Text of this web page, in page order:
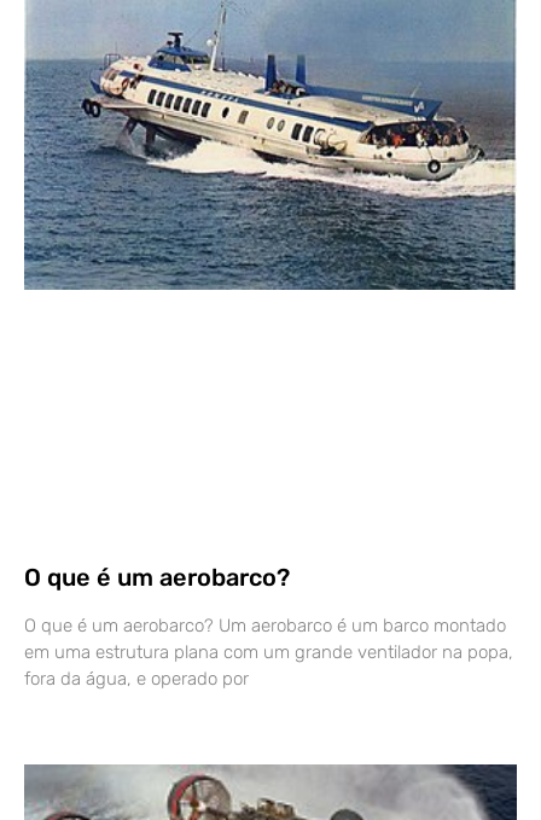
O que é um aerobarco?
O que é um aerobarco? Um aerobarco é um barco montado
em uma estrutura plana com um grande ventilador na popa,
fora da água, e operado por